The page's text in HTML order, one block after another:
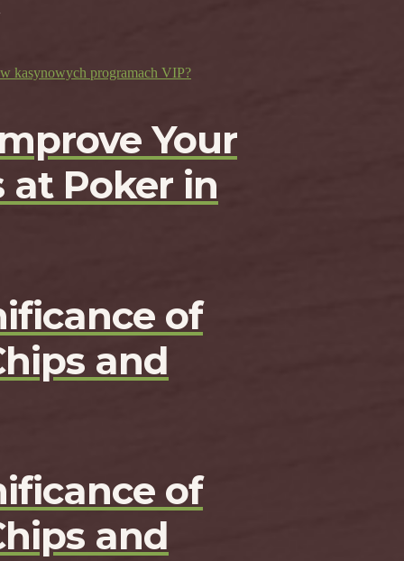
kasynowych programach VIP?
Your
at Poker in
of
and
of
and